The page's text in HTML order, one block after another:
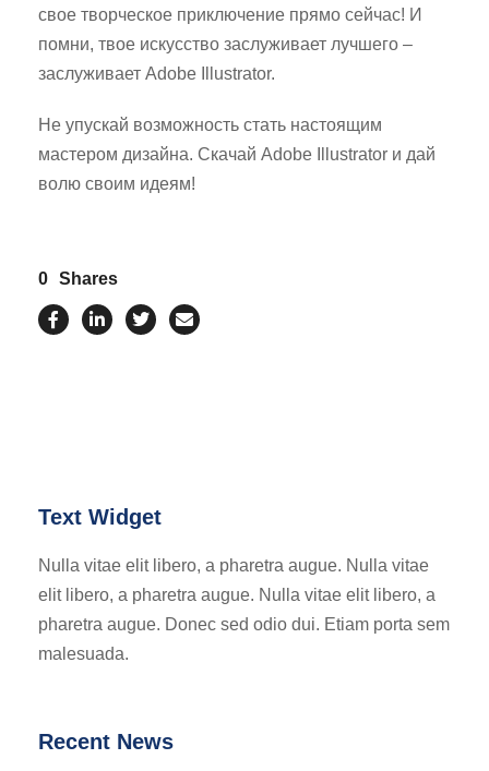
свое творческое приключение прямо сейчас! И
помни, твое искусство заслуживает лучшего –
заслуживает Adobe Illustrator.
Не упускай возможность стать настоящим
мастером дизайна. Скачай Adobe Illustrator и дай
волю своим идеям!
0 Shares
Text Widget
Nulla vitae elit libero, a pharetra augue. Nulla vitae
elit libero, a pharetra augue. Nulla vitae elit libero, a
pharetra augue. Donec sed odio dui. Etiam porta sem
malesuada.
Recent News